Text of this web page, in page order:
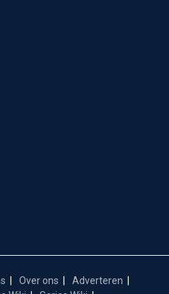
Over ons
Adverteren